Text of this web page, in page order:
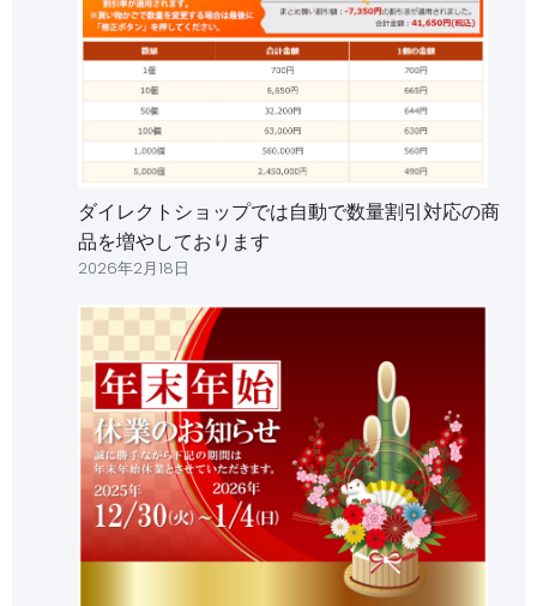
ダイレクトショップでは自動で数量割引対応の商
品を増やしております
2026年2月18日